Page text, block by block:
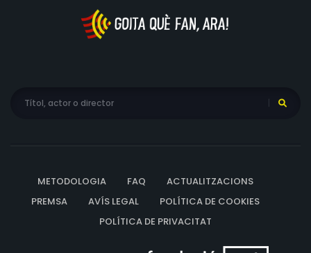
METODOLOGIA FAQ
ACTUALITZACIONS
PREMSA
AVÍS LEGAL
POLÍTICA DE COOKIES
POLÍTICA DE PRIVACITAT